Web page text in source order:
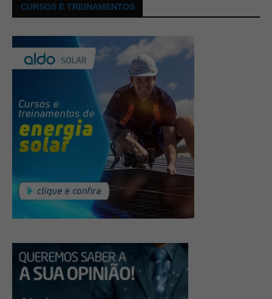
CURSOS E TREINAMENTOS